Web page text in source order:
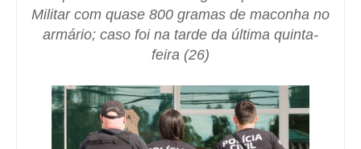
Militar com quase 800 gramas de maconha no
armário; caso foi na tarde da última quinta-
feira (26)